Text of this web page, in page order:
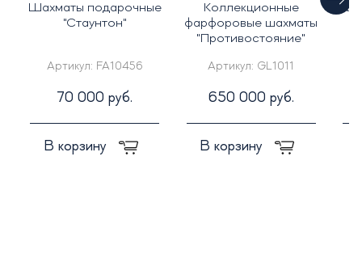
Шахматы подарочные
"Стаунтон"
Артикул: FA10456
70 000 руб.
В корзину
Коллекционные
фарфоровые шахматы
"Противостояние"
Артикул: GL1011
650 000 руб.
В корзину